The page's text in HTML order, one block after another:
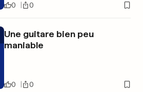
0 0
Une guitare bien peu
maniable
0 0